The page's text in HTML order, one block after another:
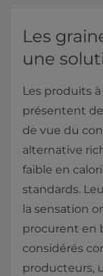
Les
une
Les produits
présentent
de vue du
alternative
faible en
standards.
la sensation
procurent en
considérés
producteurs,